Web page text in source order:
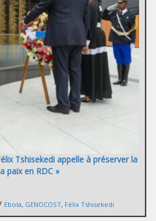
Tshisekedi appelle à préserver la
paix en RDC »
Ebola, GENOCOST, Félix Tshisekedi